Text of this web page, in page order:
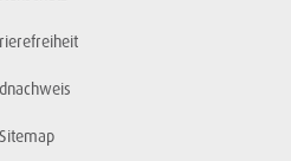
Sitemap